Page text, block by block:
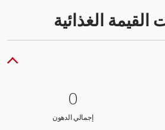
القيمة الغذائية
0 إجمالي الدهون
0
إجمالي الدهونإجمالي الدهون